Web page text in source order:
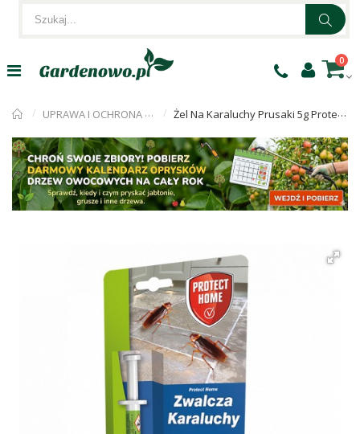
0
UPRAWA I OCHRONA ROŚLIN Żel Na Karaluchy Prusaki 5g Protect Home